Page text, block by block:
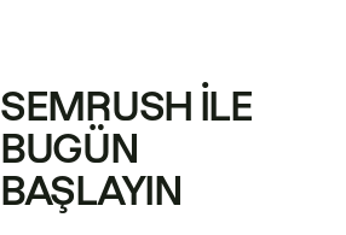
SEMRUSH ILE
BUGÜN
BAŞLAYIN